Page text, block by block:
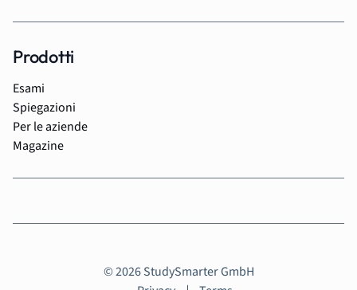
Prodotti
Esami
Spiegazioni
Per le aziende
Magazine
© 2026 StudySmarter GmbH